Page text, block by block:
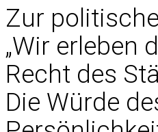
Zur
„Wir erleben
Recht des
Die Würde